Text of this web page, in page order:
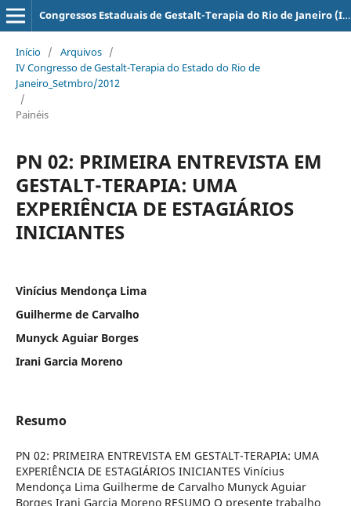
Congressos Estaduais de Gestalt-Terapia do Rio de Janeiro (ISSN: 2179-7439)
Início / Arquivos /
IV Congresso de Gestalt-Terapia do Estado do Rio de
Janeiro_Setmbro/2012
/
Painéis
PN 02: PRIMEIRA ENTREVISTA EM
GESTALT-TERAPIA: UMA
EXPERIÊNCIA DE ESTAGIÁRIOS
INICIANTES
Vinícius Mendonça Lima
Guilherme de Carvalho
Munyck Aguiar Borges
Irani Garcia Moreno
Resumo
PN 02: PRIMEIRA ENTREVISTA EM GESTALT-TERAPIA: UMA
EXPERIÊNCIA DE ESTAGIÁRIOS INICIANTES Vinícius
Mendonça Lima Guilherme de Carvalho Munyck Aguiar
Borges Irani Garcia Moreno RESUMO O presente trabalho